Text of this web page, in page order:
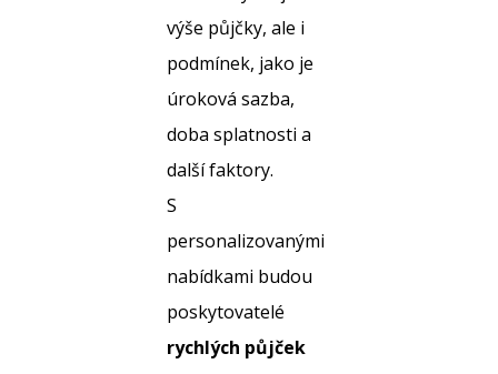
výše půjčky, ale i
podmínek, jako je
úroková sazba,
doba splatnosti a
další faktory.
S
personalizovanými
nabídkami budou
poskytovatelé
rychlých půjček